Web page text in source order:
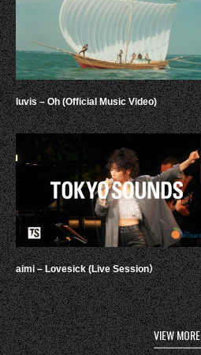
luvis – Oh (Official Music Video)
aimi – Lovesick (Live Session）
VIEW MORE